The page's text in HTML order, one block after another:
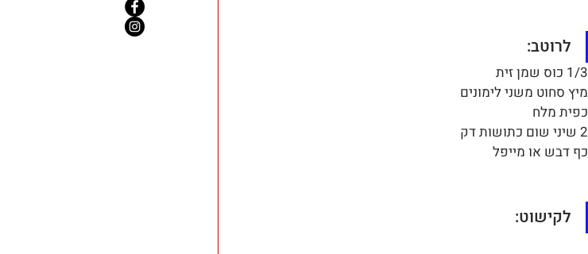
לרוטב:
1/3 כוס שמן זית
מיץ סחוט משני לימונים
כפית מלח
2 שיני שום כתושות דק
כף דבש או מייפל
לקישוט: